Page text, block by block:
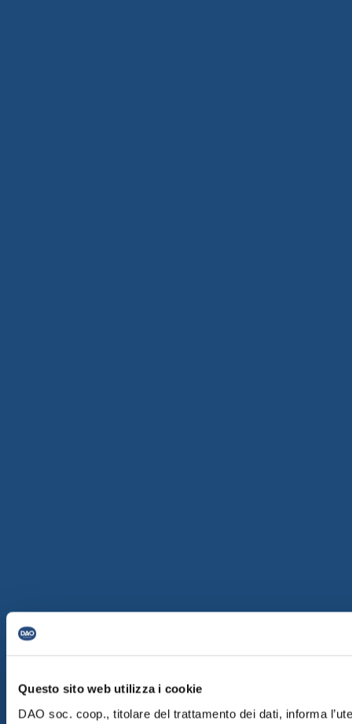
Questo sito web utilizza i cookie
DAO soc. coop., titolare del trattamento dei dati, informa